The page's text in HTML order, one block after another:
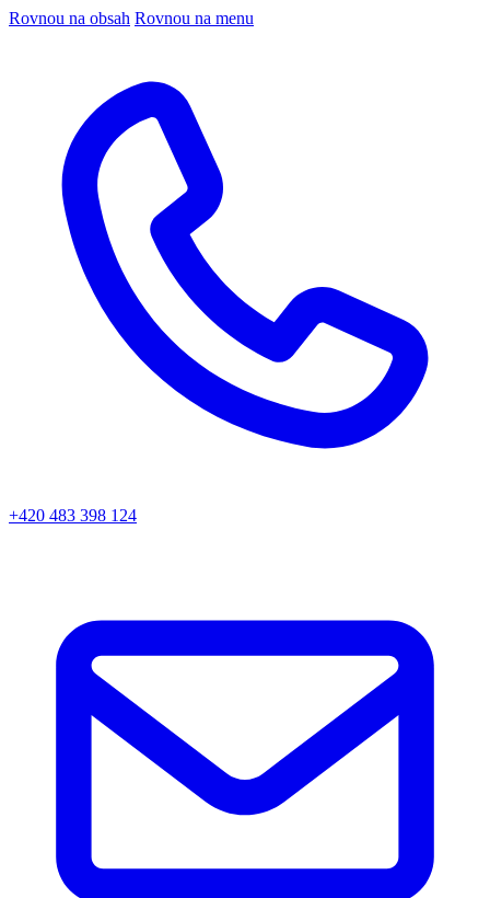
Rovnou na obsah Rovnou na menu
+420 483 398 124